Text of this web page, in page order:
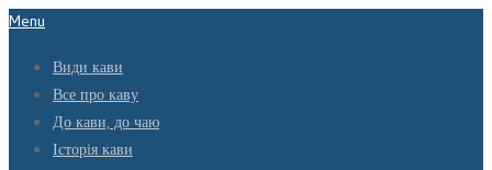
Menu
Види кави
Все про каву
До кави, до чаю
Історія кави